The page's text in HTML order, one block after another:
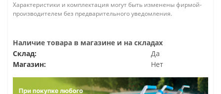
Характеристики и комплектация могут быть изменены фирмой-
производителем без предварительного уведомления.
Наличие товара в магазине и на складах
Склад:
Да
Магазин:
Нет